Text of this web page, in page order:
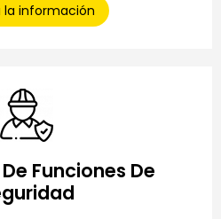
la información
Funciones De